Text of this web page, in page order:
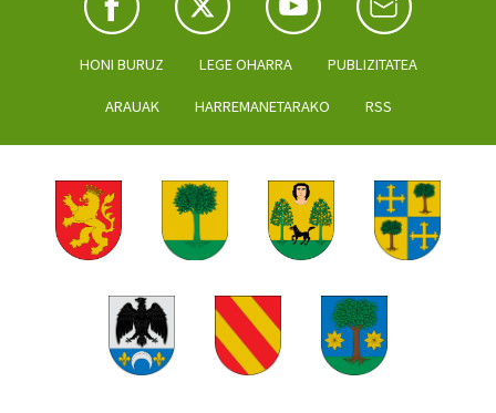
HONI BURUZ LEGE OHARRA PUBLIZITATEA
ARAUAK HARREMANETARAKO RSS